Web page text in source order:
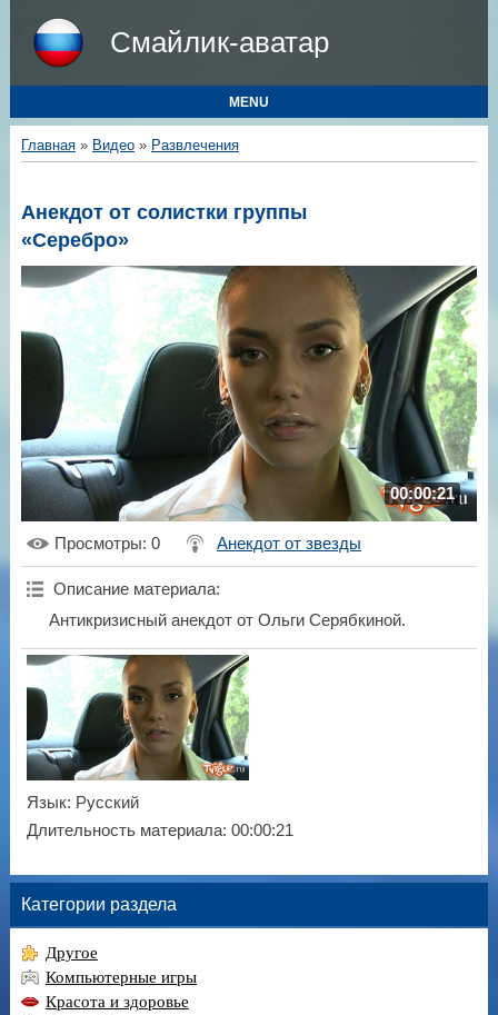
Смайлик-аватар
MENU
Главная» Видео» Развлечения
Анекдот от солистки группы
«Серебро»
00:00:21
Просмотры: 0 Анекдот от звезды
Описание материала:
Антикризисный анекдот от Ольги Серябкиной.
Язык: Русский
Длительность материала: 00:00:21
Категории раздела
Другое
Компьютерные игры
Красота и здоровье